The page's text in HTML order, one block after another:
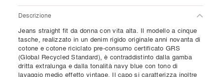
Descrizione
Jeans straight fit da donna con vita alta. Il modello a cinque
tasche, realizzato in un denim rigido originale anni novanta di
cotone e cotone riciclato pre-consumo certificato GRS
(Global Recycled Standard), è contraddistinto dalla gamba
dritta extralunga e dalla tonalità navy blue con tono di
lavaggio medio effetto vintage. Il capo si caratterizza inoltre